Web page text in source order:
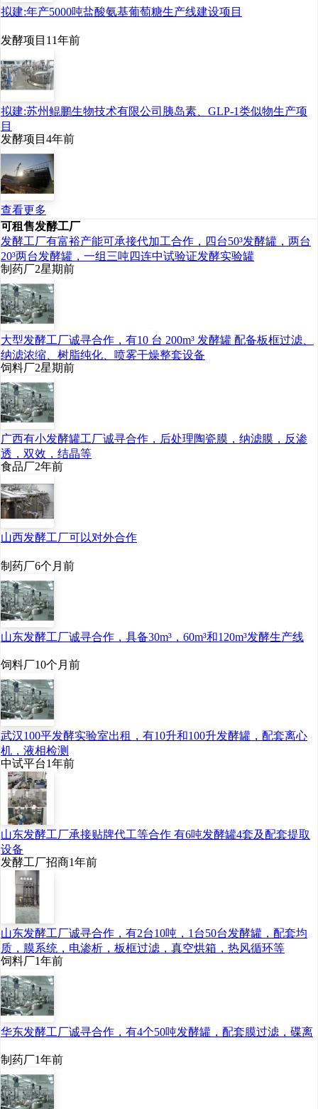
拟建:年产5000吨盐酸氨基葡萄糖生产线建设项目
发酵项目 11年前
拟建:苏州鲲鹏生物技术有限公司胰岛素、GLP-1类似物生产项
目
发酵项目 4年前
查看更多
可租售发酵工厂
发酵工厂有富裕产能可承接代加工合作，四台50³发酵罐，两台
20³两台发酵罐，一组三吨四连中试验证发酵实验罐
制药厂2星期前
大型发酵工厂诚寻合作，有10 台 200m³ 发酵罐 配备板框过滤、
纳滤浓缩、树脂纯化、喷雾干燥整套设备
饲料厂2星期前
广西有小发酵罐工厂诚寻合作，后处理陶瓷膜，纳滤膜，反渗
透，双效，结晶等
食品厂2年前
山西发酵工厂可以对外合作
制药厂6个月前
山东发酵工厂诚寻合作，具备30m³，60m³和120m³发酵生产线
饲料厂10个月前
武汉100平发酵实验室出租，有10升和100升发酵罐，配套离心
机，液相检测
中试平台1年前
山东发酵工厂承接贴牌代工等合作 有6吨发酵罐4套及配套提取
设备
发酵工厂招商1年前
山东发酵工厂诚寻合作，有2台10吨，1台50台发酵罐，配套均
质，膜系统，电渗析，板框过滤，真空烘箱，热风循环等
饲料厂1年前
华东发酵工厂诚寻合作，有4个50吨发酵罐，配套膜过滤，碟离
制药厂1年前